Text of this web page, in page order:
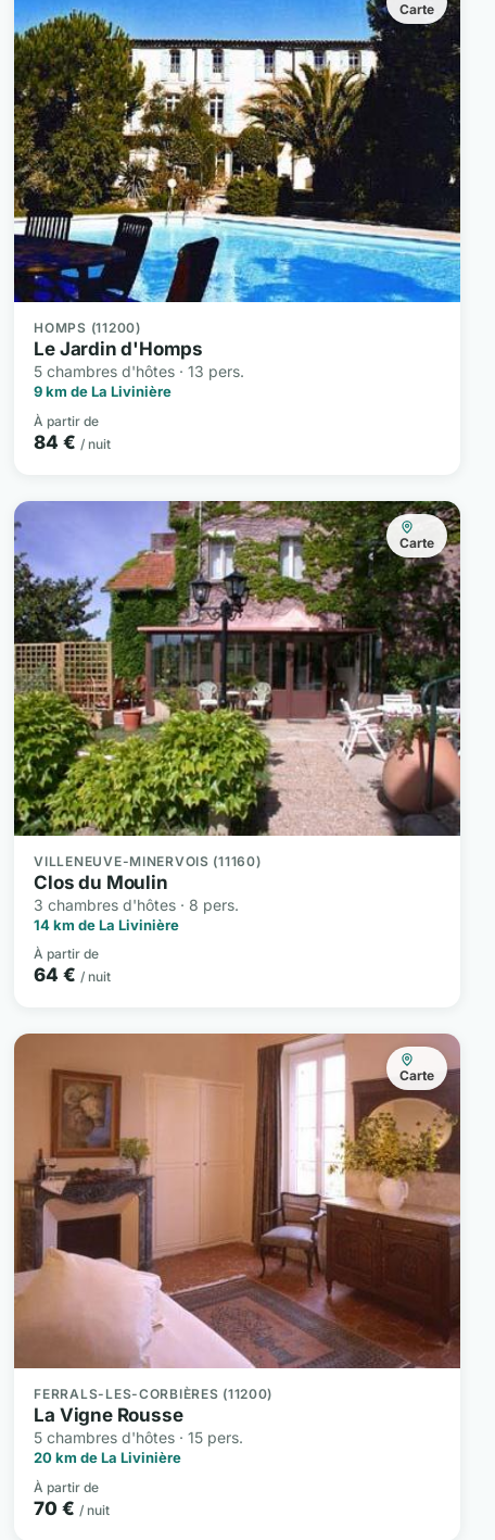
Carte
HOMPS (11200)
Le Jardin d'Homps
5 chambres d'hôtes · 13 pers.
9 km de La Livinière
À partir de
84 € / nuit
Carte
VILLENEUVE-MINERVOIS (11160)
Clos du Moulin
3 chambres d'hôtes · 8 pers.
14 km de La Livinière
À partir de
64 €/ nuit
Carte
FERRALS-LES-CORBIÈRES (11200)
La Vigne Rousse
5 chambres d'hôtes · 15 pers.
20 km de La Livinière
À partir de
70 € / nuit